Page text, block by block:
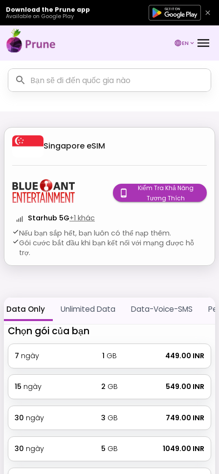
Download the Prune app
Available on Google Play
EN
Singapore eSIM
Starhub 5G+1 khác
Nếu bạn sắp hết, bạn luôn có thể nạp thêm.
Gói cước bắt đầu khi bạn kết nối với mạng được hỗ
trợ.
Kiểm Tra Khả Năng
Tương Thích
Data Only Unlimited Data Data-Voice-SMS
Chọn gói của bạn
7 ngày 1 GB ₹ 449.00 INR
15 ngày 2 GB ₹ 549.00 INR
30 ngày 3 GB ₹ 749.00 INR
30 ngày 5 GB ₹ 1049.00 INR